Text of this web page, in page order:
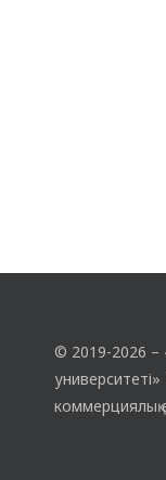
© 2019-2026
коммерциялық